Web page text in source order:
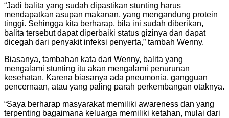
“Jadi balita yang sudah dipastikan stunting harus
mendapatkan asupan makanan, yang mengandung protein
tinggi. Sehingga kita berharap, bila ini sudah diberikan,
balita tersebut dapat diperbaiki status gizinya dan dapat
dicegah dari penyakit infeksi penyerta,” tambah Wenny.
Biasanya, tambahan kata dari Wenny, balita yang
mengalami stunting itu akan mengalami penurunan
kesehatan. Karena biasanya ada pneumonia, gangguan
pencernaan, atau yang paling parah perkembangan otaknya.
“Saya berharap masyarakat memiliki awareness dan yang
terpenting bagaimana keluarga memiliki ketahan, mulai dari